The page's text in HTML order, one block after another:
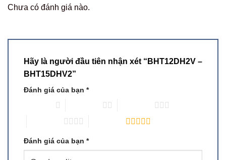
Chưa có đánh giá nào.
Hãy là người đầu tiên nhận xét “BHT12DH2V –
BHT15DHV2”
Đánh giá của bạn *
Đánh giá của bạn *